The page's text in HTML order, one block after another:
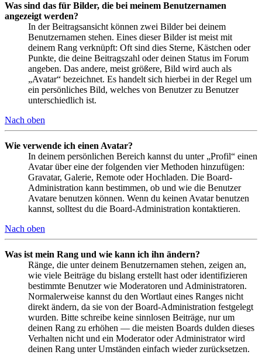
Was sind das für Bilder, die bei meinem Benutzernamen
angezeigt werden?
In der Beitragsansicht können zwei Bilder bei deinem
Benutzernamen stehen. Eines dieser Bilder ist meist mit
deinem Rang verknüpft: Oft sind dies Sterne, Kästchen oder
Punkte, die deine Beitragszahl oder deinen Status im Forum
angeben. Das andere, meist größere, Bild wird auch als
„Avatar“ bezeichnet. Es handelt sich hierbei in der Regel um
ein persönliches Bild, welches von Benutzer zu Benutzer
unterschiedlich ist.
Nach oben
Wie verwende ich einen Avatar?
In deinem persönlichen Bereich kannst du unter „Profil“ einen
Avatar über eine der folgenden vier Methoden hinzufügen:
Gravatar, Galerie, Remote oder Hochladen. Die Board-
Administration kann bestimmen, ob und wie die Benutzer
Avatare benutzen können. Wenn du keinen Avatar benutzen
kannst, solltest du die Board-Administration kontaktieren.
Nach oben
Was ist mein Rang und wie kann ich ihn ändern?
Ränge, die unter deinem Benutzernamen stehen, zeigen an,
wie viele Beiträge du bislang erstellt hast oder identifizieren
bestimmte Benutzer wie Moderatoren und Administratoren.
Normalerweise kannst du den Wortlaut eines Ranges nicht
direkt ändern, da sie von der Board-Administration festgelegt
wurden. Bitte schreibe keine sinnlosen Beiträge, nur um
deinen Rang zu erhöhen — die meisten Boards dulden dieses
Verhalten nicht und ein Moderator oder Administrator wird
deinen Rang unter Umständen einfach wieder zurücksetzen.